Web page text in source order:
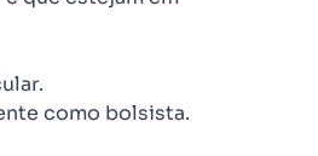
como bolsista.